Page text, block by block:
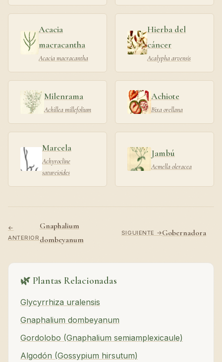
Acacia
macracantha
Acacia macracantha
Hierba del
cáncer
Acalypha arvensis
Milenrama
Achillea millefolium
Achiote
Bixa orellana
Marcela
Achyrocline
satureioides
Jambú
Acmella oleracea
←
ANTERIOR
Gnaphalium
dombeyanum
SIGUIENTE →Gobernadora
🌿 Plantas Relacionadas
Glycyrrhiza uralensis
Gnaphalium dombeyanum
Gordolobo (Gnaphalium semiamplexicaule)
Algodón (Gossypium hirsutum)